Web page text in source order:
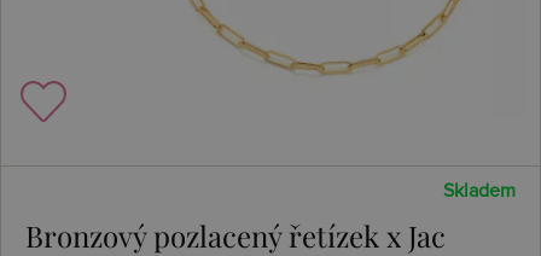
Skladem
Bronzový pozlacený řetízek x Jac